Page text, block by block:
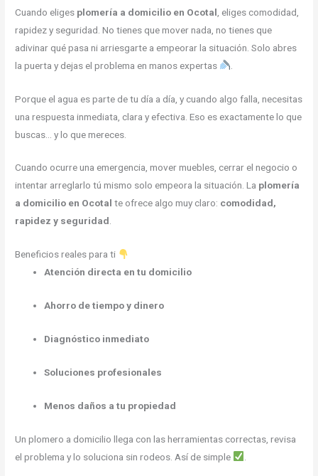
Cuando eliges plomería a domicilio en Ocotal , eliges comodidad,
rapidez y seguridad. No tienes que mover nada, no tienes que
adivinar qué pasa ni arriesgarte a empeorar la situación. Solo abres
la puerta y dejas el problema en manos expertas
Porque el agua es parte de tu día a día, y cuando algo falla, necesitas
una respuesta inmediata, clara y efectiva. Eso es exactamente lo que
buscas… y lo que mereces.
Cuando ocurre una emergencia, mover muebles, cerrar el negocio o
intentar arreglarlo tú mismo solo empeora la situación. La plomería
a domicilio en Ocotal te ofrece algo muy claro: comodidad,
rapidez y seguridad.
Beneficios reales para ti
Atención directa en tu domicilio
Ahorro de tiempo y dinero
Diagnóstico inmediato
Soluciones profesionales
Menos daños a tu propiedad
Un plomero a domicilio llega con las herramientas correctas, revisa
el problema y lo soluciona sin rodeos. Así de simple